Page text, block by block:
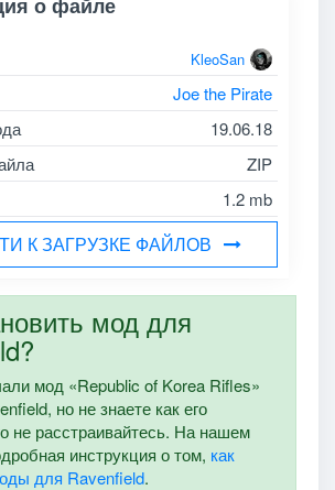
KleoSan
Joe the Pirate
19.06.18
ZIP
1.2 mb
К ЗАГРУЗКЕ ФАЙЛОВ
мод для
мод «Republic of Korea Rifles»
но не знаете как его
не расстраивайтесь. На нашем
инструкция о том, как
для Ravenfield.